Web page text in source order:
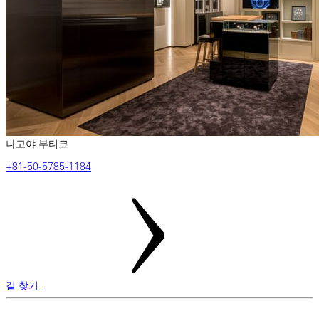
나고야 부티크
‎+81-50-5785-1184
길 찾기